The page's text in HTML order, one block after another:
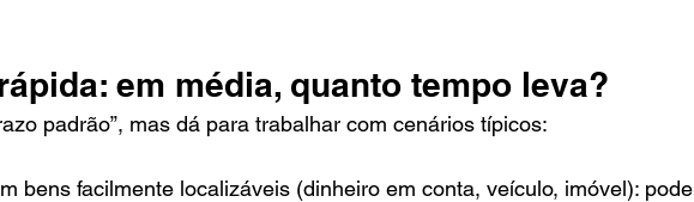
em média, quanto tempo leva?
padrão”, mas dá para trabalhar com cenários típicos:
bens facilmente localizáveis (dinheiro em conta, veículo, imóvel): pode